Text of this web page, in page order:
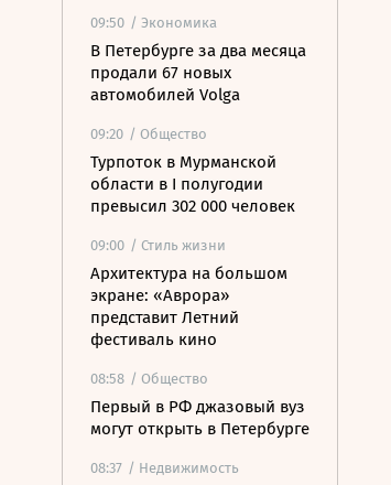
09:50 / Экономика
В Петербурге за два месяца
продали 67 новых
автомобилей Volga
09:20 / Общество
Турпоток в Мурманской
области в I полугодии
превысил 302 000 человек
09:00 / Стиль жизни
Архитектура на большом
экране: «Аврора»
представит Летний
фестиваль кино
08:58 / Общество
Первый в РФ джазовый вуз
могут открыть в Петербурге
08:37 / Недвижимость